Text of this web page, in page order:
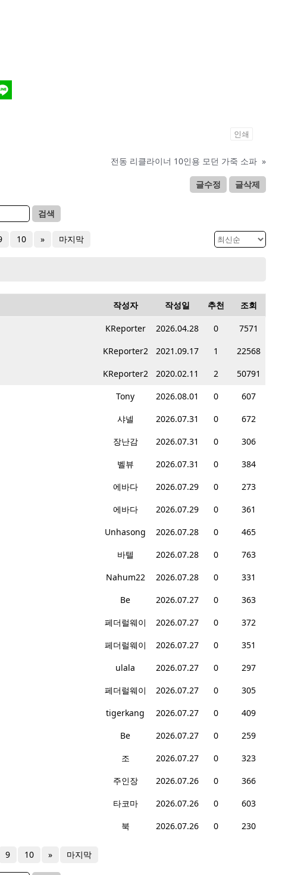
인쇄
전동 리클라이너 10인용 모던 가죽 소파 »
글수정 글삭제
검색
10 » 마지막
작성자 작성일 추천 조회
KReporter 2026.04.28 0
7571
KReporter2 2021.09.17 1
22568
KReporter2 2020.02.11 2
50791
Tony 2026.08.01 0
607
샤넬 2026.07.31 0
672
장난감 2026.07.31 0
306
벨뷰 2026.07.31 0
384
에바다 2026.07.29 0
273
에바다 2026.07.29 0
361
Unhasong 2026.07.28 0
465
바텔 2026.07.28 0
763
Nahum22 2026.07.28 0
331
Be 2026.07.27 0
363
페더럴웨이 2026.07.27 0
372
페더럴웨이 2026.07.27 0
351
ulala 2026.07.27 0
297
페더럴웨이 2026.07.27 0
305
tigerkang 2026.07.27 0
409
Be 2026.07.27 0
259
조 2026.07.27 0
323
주인장 2026.07.26 0
366
타코마 2026.07.26 0
603
북 2026.07.26 0 230
9 10 » 마지막